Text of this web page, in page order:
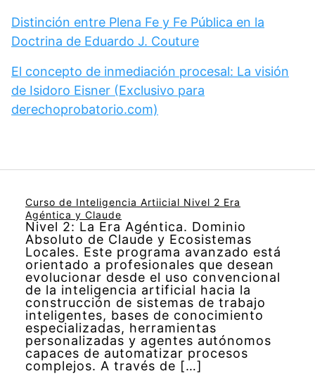
Distinción entre Plena Fe y Fe Pública en la
Doctrina de Eduardo J. Couture
El concepto de inmediación procesal: La visión
de Isidoro Eisner (Exclusivo para
derechoprobatorio.com)
Curso de Inteligencia Artiicial Nivel 2 Era
Agéntica y Claude
Nivel 2: La Era Agéntica. Dominio
Absoluto de Claude y Ecosistemas
Locales. Este programa avanzado está
orientado a profesionales que desean
evolucionar desde el uso convencional
de la inteligencia artificial hacia la
construcción de sistemas de trabajo
inteligentes, bases de conocimiento
especializadas, herramientas
personalizadas y agentes autónomos
capaces de automatizar procesos
complejos. A través de […]